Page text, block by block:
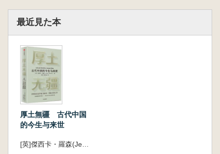
行し、独自性を保ちつつ、ユーラシア大陸を横
断する文化的交錯の中で発展してきたかを繰り
返し描写しています。まさに、3000年にわた
る初期中国文明への壮大な旅を私たちに提示し
てくれる一冊です。
本書の基盤は考古学にあり、取り上げられた
12の墓葬遺跡は、いずれも過去半世紀における
中国考古学の新発見・新成果に基づいていま
す。しかし、単なる発掘成果の紹介にとどまら
ず、墓葬遺跡を通して古代中国の歴史そのもの
を語る構成となっており、時空・地域・民族を
超えて、中国人に「根を探す」旅への招待状を
最近見た本
厚土無疆 古代中国
的今生与来世